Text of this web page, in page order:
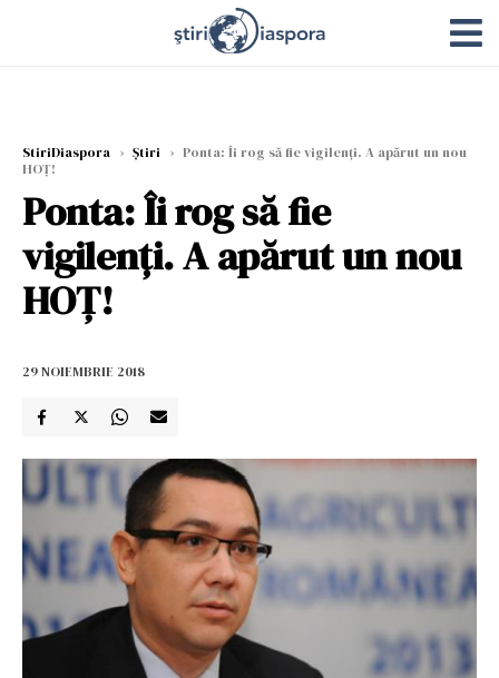
StiriDiaspora › Știri › Ponta: Îi rog să fie vigilenți. A apărut un nou
HOȚ!
Ponta: Îi rog să fie
vigilenți. A apărut un nou
HOȚ!
29 NOIEMBRIE 2018